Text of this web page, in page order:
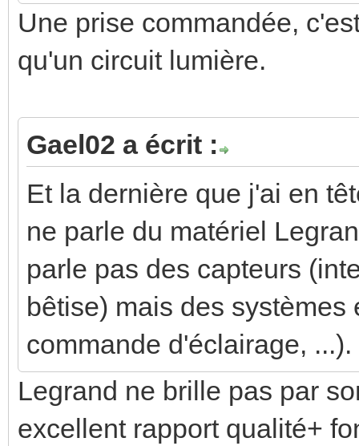
Une prise commandée,
qu'un circuit lumière.
Gael02 a écrit :
Et la dernière que j'ai en
ne parle du matériel
parle pas des capteurs
bêtise) mais des
commande d'éclairage,
Legrand ne brille pas par
excellent rapport qualité+